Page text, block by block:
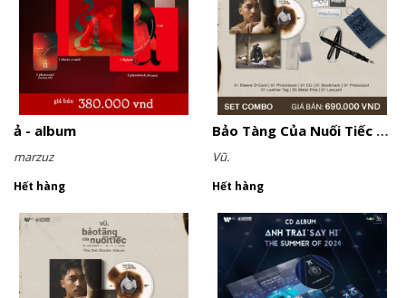
ả - album
marzuz
Hết hàng
Bảo Tàng Của Nuối Tiếc - Combo
Vũ.
Hết hàng